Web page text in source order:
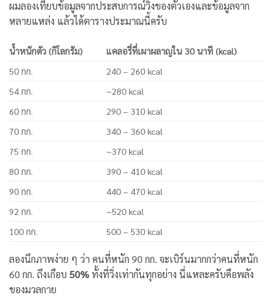
ผมลองเทียบข้อมูลจากประสบการณ์วิ่งของตัวเองและข้อมูลจาก
หลายแหล่ง แล้วได้ตารางประมาณนี้ครับ
น้ำหนักตัว (กิโลกรัม)
แคลอรี่ที่เผาผลาญใน 30 นาที (kcal)
50 กก.
240 – 260 kcal
54 กก.
~280 kcal
60 กก.
290 – 310 kcal
70 กก.
340 – 360 kcal
75 กก.
~370 kcal
80 กก.
390 – 410 kcal
90 กก.
440 – 470 kcal
92 กก.
~520 kcal
100 กก.
500 – 530 kcal
ลองนึกภาพง่าย ๆ ว่า คนที่หนัก 90 กก. จะเบิร์นมากกว่าคนที่หนัก
60 กก. ถึงเกือบ 50%ทั้งที่วิ่งเท่ากันทุกอย่าง นี่แหละครับคือพลัง
ของมวลกาย